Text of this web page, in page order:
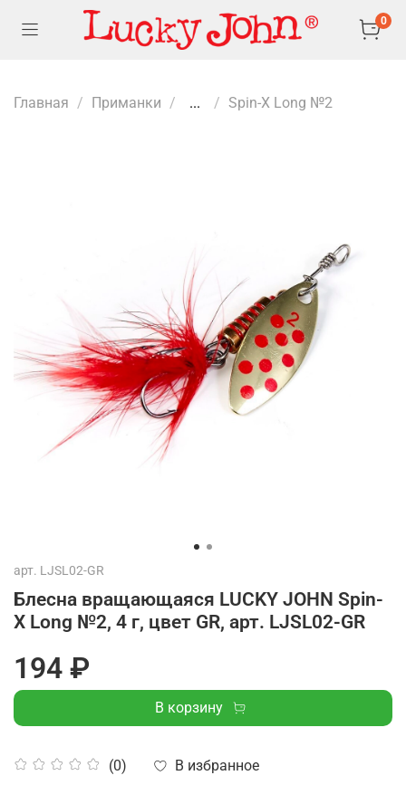
0
Главная Приманки ... Spin-X Long №2
арт. LJSL02-GR
Блесна вращающаяся LUCKY JOHN Spin-
X Long №2, 4 г, цвет GR, арт. LJSL02-GR
(0)
В избранное
194 ₽
В корзину